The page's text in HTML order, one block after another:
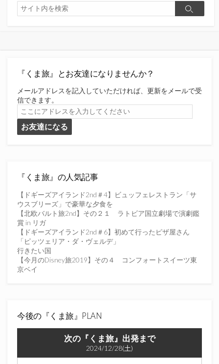
検
索
検
『くま旅』とお友達になりませんか？
メールアドレスを記入していただければ、更新をメールで受
信できます。
こ
こ
に
ア
を
力
し
て
く
だ
さ
い
お友達になる
『くま旅』の人気記事
【ドギーズアイランド2nd＃4】ビュッフェレストラン「サ
ウスブリーズ」で豪華な夕食を
【北欧バルト旅2nd】その２１ ラトビア国立劇場で演劇鑑
賞 in リガ
【ドギーズアイランド2nd＃6】初めて行ったピザ屋さん
「ピッツェリア・ダ・ヴェルデ」
行きたい国
【今月のDisney旅2019】その４ コンフォートスイーツ東
京ベイ
今後の『くま旅』PLAN
次の『くま旅』出発まで
2024/12/28(土)